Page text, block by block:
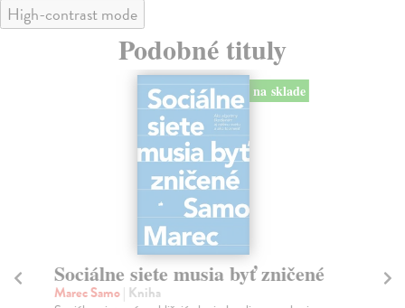
High-contrast mode
Podobné tituly
na sklade
Sociálne siete musia byť zničené
Marec Samo| Kniha